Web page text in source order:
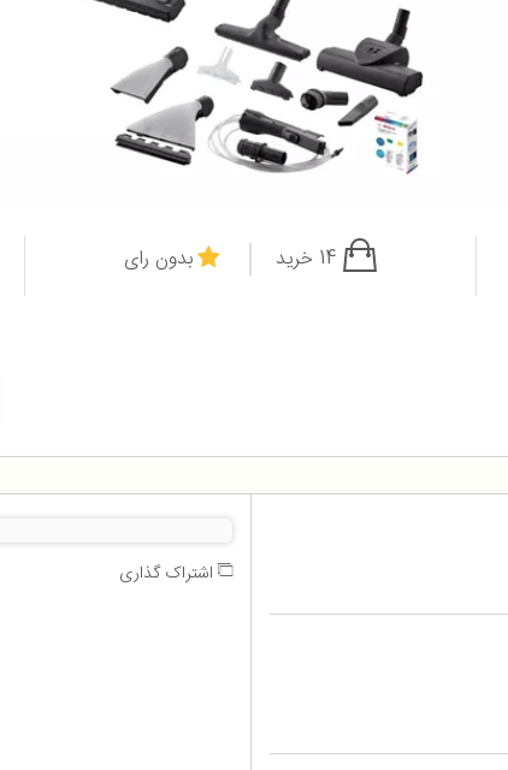
بدون رای
اشتراک گذاری